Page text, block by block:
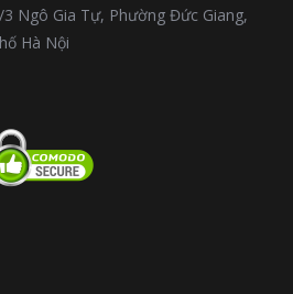
Ngô Gia Tự, Phường Đức Giang,
Hà Nội